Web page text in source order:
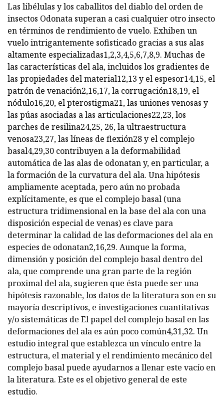
Las libélulas y los caballitos del diablo del orden de
insectos Odonata superan a casi cualquier otro insecto
en términos de rendimiento de vuelo. Exhiben un
vuelo intrigantemente sofisticado gracias a sus alas
altamente especializadas1,2,3,4,5,6,7,8,9. Muchas de
las características del ala, incluidos los gradientes de
las propiedades del material12,13 y el espesor14,15, el
patrón de venación2,16,17, la corrugación18,19, el
nódulo16,20, el pterostigma21, las uniones venosas y
las púas asociadas a las articulaciones22,23, los
parches de resilina24,25, 26, la ultraestructura
venosa23,27, las líneas de flexión28 y el complejo
basal4,29,30 contribuyen a la deformabilidad
automática de las alas de odonatan y, en particular, a
la formación de la curvatura del ala. Una hipótesis
ampliamente aceptada, pero aún no probada
explícitamente, es que el complejo basal (una
estructura tridimensional en la base del ala con una
disposición especial de venas) es clave para
determinar la calidad de las deformaciones del ala en
especies de odonatan2,16,29. Aunque la forma,
dimensión y posición del complejo basal dentro del
ala, que comprende una gran parte de la región
proximal del ala, sugieren que ésta puede ser una
hipótesis razonable, los datos de la literatura son en su
mayoría descriptivos, e investigaciones cuantitativas
y/o sistemáticas de El papel del complejo basal en las
deformaciones del ala es aún poco común4,31,32. Un
estudio integral que establezca un vínculo entre la
estructura, el material y el rendimiento mecánico del
complejo basal puede ayudarnos a llenar este vacío en
la literatura. Este es el objetivo general de este
estudio.